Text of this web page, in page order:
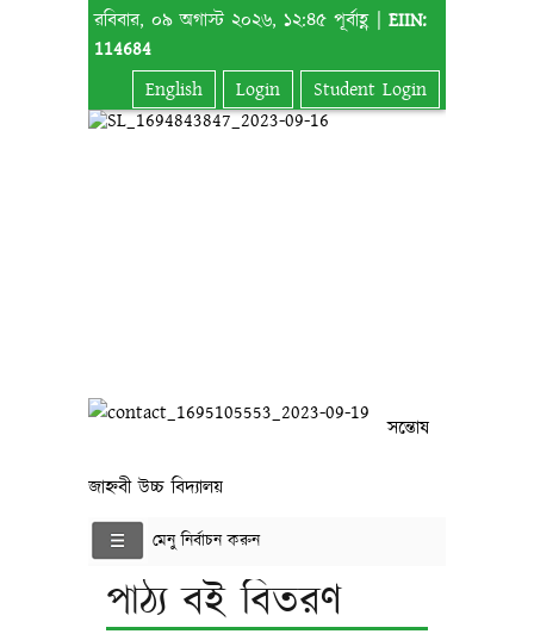
রবিবার, ০৯ অগাস্ট ২০২৬, ১২:৪৫ পূর্বাহ্ণ | EIIN:
114684
English
Login Student Login
সন্তোষ
জাহ্নবী উচ্চ বিদ্যালয়
মেনু নির্বাচন করুন
পাঠ্য বই বিতরণ